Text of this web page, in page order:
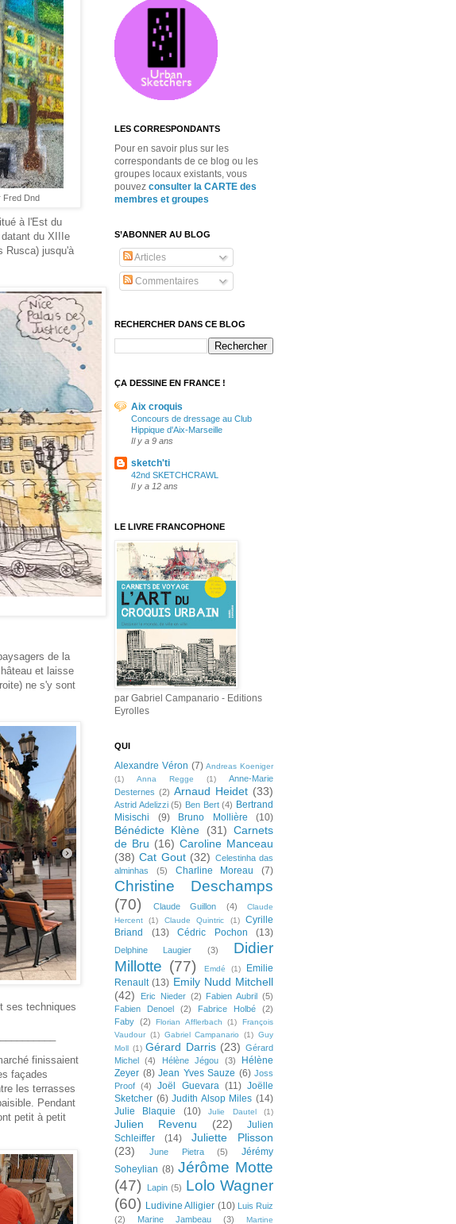
Fred Dnd
à l'Est du
du XIIIe
Rusca) jusqu'à
de la
et laisse
ne s'y sont
ses techniques
finissaient
façades
les terrasses
Pendant
petit à petit
LES CORRESPONDANTS
Pour en savoir plus sur les
correspondants de ce blog ou les
groupes locaux existants, vous
pouvez consulter la CARTE des
membres et groupes
S’ABONNER AU BLOG
Articles
Commentaires
RECHERCHER DANS CE BLOG
ÇA DESSINE EN FRANCE !
Aix croquis
Concours de dressage au Club
Hippique d'Aix-Marseille
Il y a 9 ans
sketch'ti
42nd SKETCHCRAWL
Il y a 12 ans
LE LIVRE FRANCOPHONE
par Gabriel Campanario - Editions
Eyrolles
QUI
Alexandre Véron (7) Andreas Koeniger
(1)
Anna Regge (1)
Anne-Marie
Desternes (2) Arnaud Heidet (33)
Astrid Adelizzi (5) Ben Bert (4) Bertrand
Misischi
(9) Bruno Mollière (10)
Bénédicte Klène (31) Carnets
de Bru (16) Caroline Manceau
(38) Cat Gout (32) Celestinha das
alminhas
(5) Charline Moreau (7)
Christine Deschamps
(70)
Claude Guillon (4)
Claude
Hercent
(1) Claude Quintric (1)
Cyrille
Briand
(13) Cédric Pochon (13)
Delphine Laugier (3)
Didier
Millotte (77) Emdé (1)
Emilie
Renault (13) Emily Nudd Mitchell
(42)
Eric Nieder (2) Fabien Aubril (5)
Fabien Denoel
(2) Fabrice Holbé
(2)
Faby (2) Florian Afflerbach (1)
François
Vaudour (1) Gabriel Campanario (1) Guy
Moll (1) Gérard Darris (23) Gérard
Michel
(4) Hélène Jégou (3)
Hélène
Zeyer (8) Jean Yves Sauze (6) Joss
Proof
(4) Joël Guevara (11) Joëlle
Sketcher (6) Judith Alsop Miles (14)
Julie Blaquie
(10) Julie Dautel (1)
Julien Revenu (22)
Julien
Schleiffer
(14)
Juliette Plisson
(23)
June Pietra (5)
Jérémy
Soheylian (8) Jérôme Motte
(47)
Lapin (5) Lolo Wagner
(60) Ludivine Alligier (10) Luis Ruiz
(2)
Marine Jambeau (3) Martine